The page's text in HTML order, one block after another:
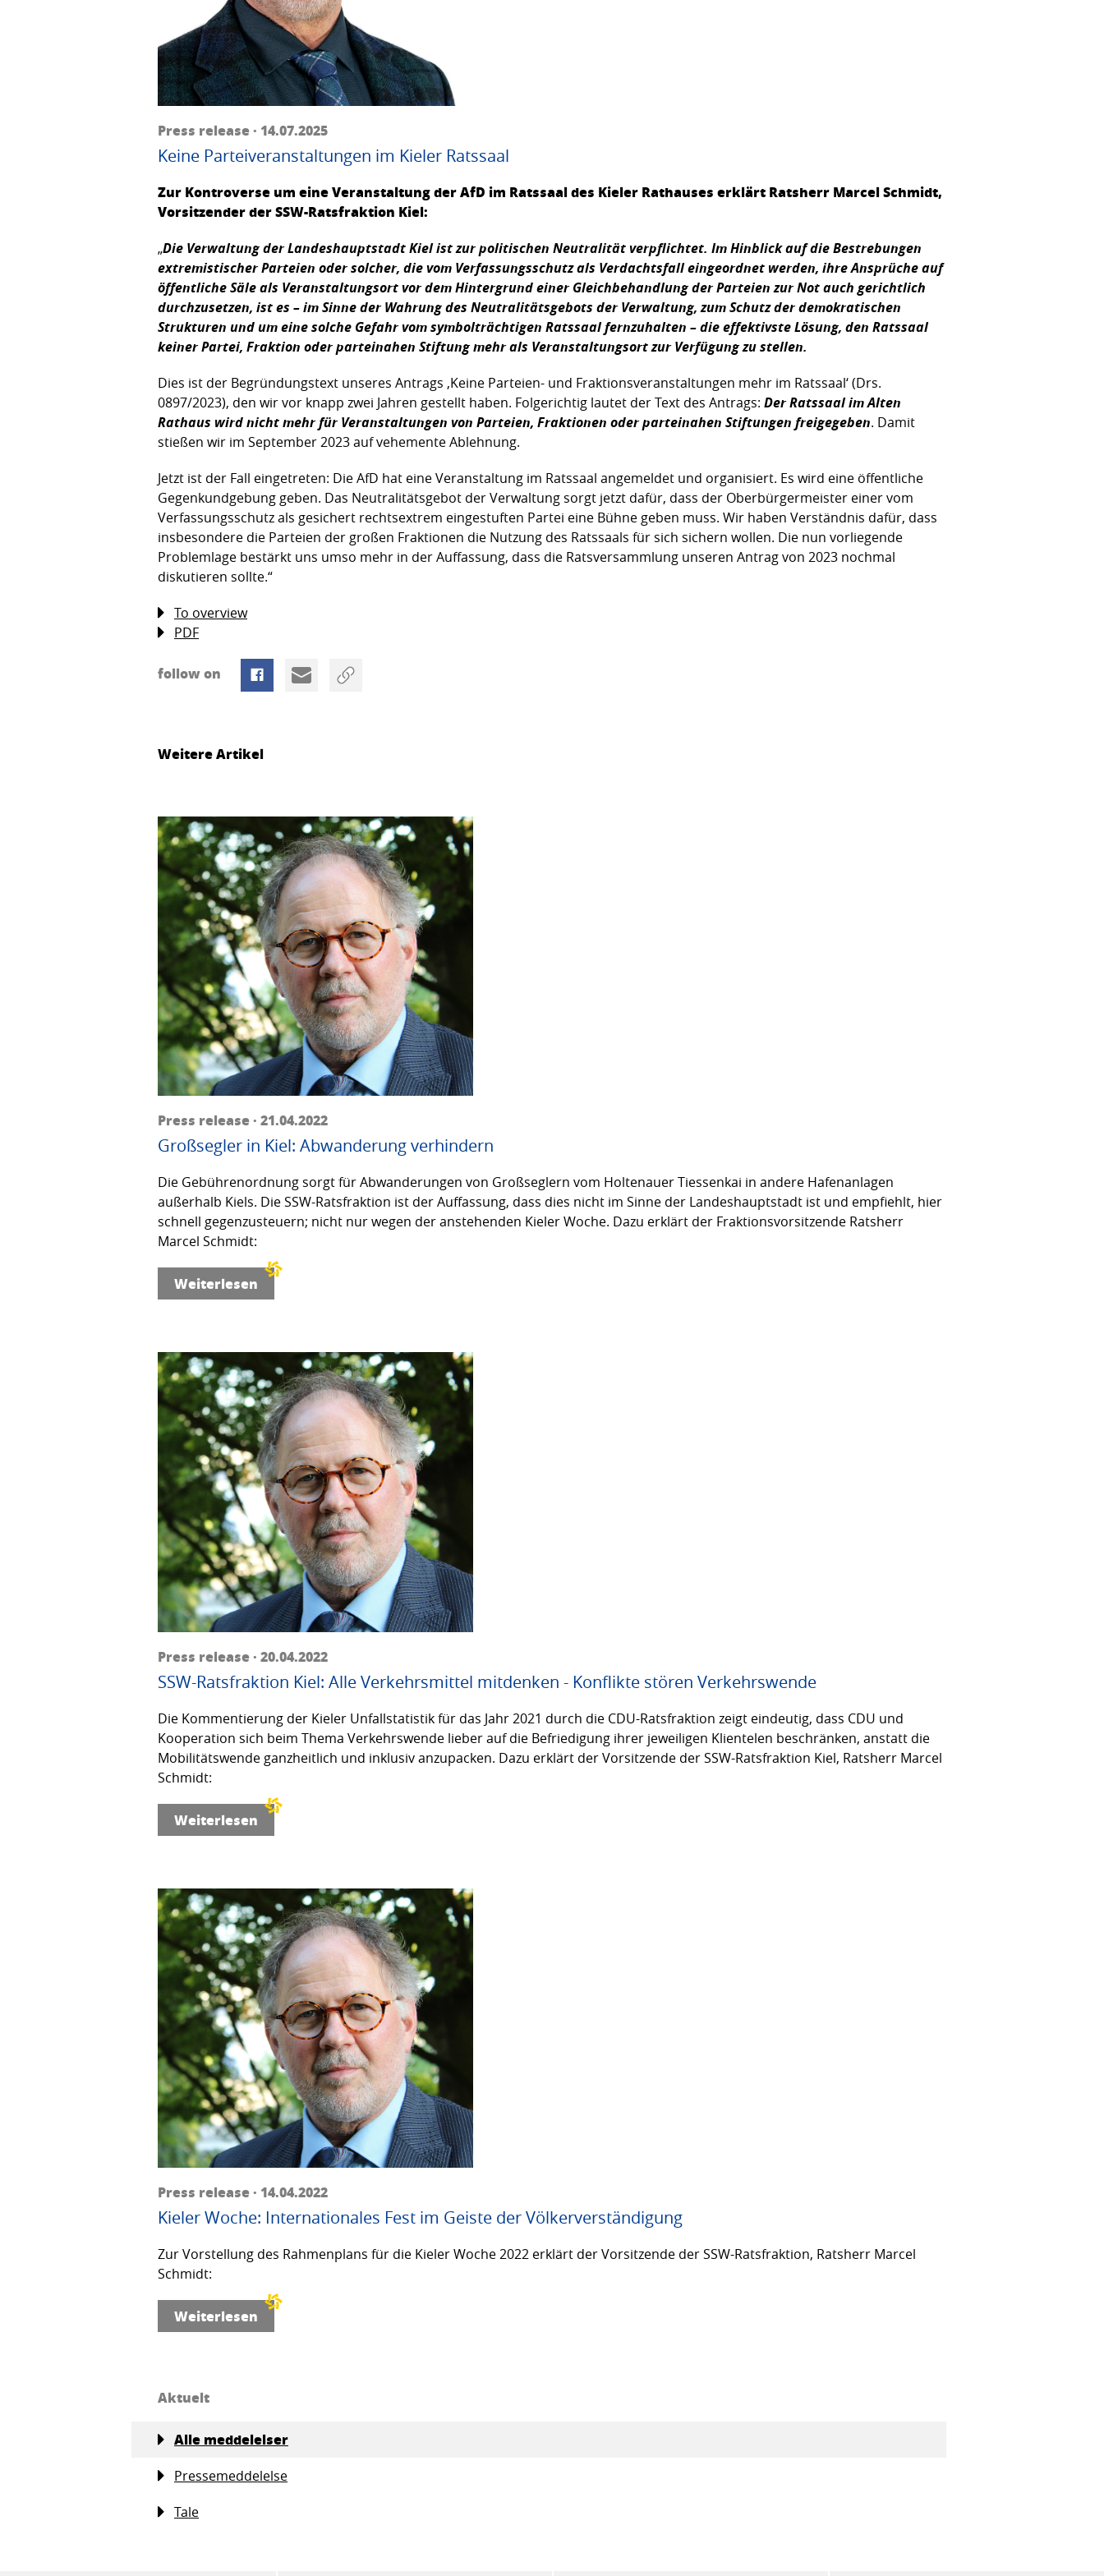
Press release · 14.07.2025
Keine Parteiveranstaltungen im Kieler Ratssaal
Zur Kontroverse um eine Veranstaltung der AfD im Ratssaal des Kieler Rathauses erklärt Ratsherr Marcel Schmidt,
Vorsitzender der SSW-Ratsfraktion Kiel:
„Die Verwaltung der Landeshauptstadt Kiel ist zur politischen Neutralität verpflichtet. Im Hinblick auf die Bestrebungen
extremistischer Parteien oder solcher, die vom Verfassungsschutz als Verdachtsfall eingeordnet werden, ihre Ansprüche auf
öffentliche Säle als Veranstaltungsort vor dem Hintergrund einer Gleichbehandlung der Parteien zur Not auch gerichtlich
durchzusetzen, ist es – im Sinne der Wahrung des Neutralitätsgebots der Verwaltung, zum Schutz der demokratischen
Strukturen und um eine solche Gefahr vom symbolträchtigen Ratssaal fernzuhalten – die effektivste Lösung, den Ratssaal
keiner Partei, Fraktion oder parteinahen Stiftung mehr als Veranstaltungsort zur Verfügung zu stellen.
Dies ist der Begründungstext unseres Antrags ‚Keine Parteien- und Fraktionsveranstaltungen mehr im Ratssaal‘ (Drs.
0897/2023), den wir vor knapp zwei Jahren gestellt haben. Folgerichtig lautet der Text des Antrags: Der Ratssaal im Alten
Rathaus wird nicht mehr für Veranstaltungen von Parteien, Fraktionen oder parteinahen Stiftungen freigegeben. Damit
stießen wir im September 2023 auf vehemente Ablehnung.
Jetzt ist der Fall eingetreten: Die AfD hat eine Veranstaltung im Ratssaal angemeldet und organisiert. Es wird eine öffentliche
Gegenkundgebung geben. Das Neutralitätsgebot der Verwaltung sorgt jetzt dafür, dass der Oberbürgermeister einer vom
Verfassungsschutz als gesichert rechtsextrem eingestuften Partei eine Bühne geben muss. Wir haben Verständnis dafür, dass
insbesondere die Parteien der großen Fraktionen die Nutzung des Ratssaals für sich sichern wollen. Die nun vorliegende
Problemlage bestärkt uns umso mehr in der Auffassung, dass die Ratsversammlung unseren Antrag von 2023 nochmal
diskutieren sollte.“
To overview
PDF
follow on
Weitere Artikel
Press release · 21.04.2022
Großsegler in Kiel: Abwanderung verhindern
Die Gebührenordnung sorgt für Abwanderungen von Großseglern vom Holtenauer Tiessenkai in andere Hafenanlagen
außerhalb Kiels. Die SSW-Ratsfraktion ist der Auffassung, dass dies nicht im Sinne der Landeshauptstadt ist und empfiehlt, hier
schnell gegenzusteuern; nicht nur wegen der anstehenden Kieler Woche. Dazu erklärt der Fraktionsvorsitzende Ratsherr
Marcel Schmidt:
Weiterlesen
Press release · 20.04.2022
SSW-Ratsfraktion Kiel: Alle Verkehrsmittel mitdenken - Konflikte stören Verkehrswende
Die Kommentierung der Kieler Unfallstatistik für das Jahr 2021 durch die CDU-Ratsfraktion zeigt eindeutig, dass CDU und
Kooperation sich beim Thema Verkehrswende lieber auf die Befriedigung ihrer jeweiligen Klientelen beschränken, anstatt die
Mobilitätswende ganzheitlich und inklusiv anzupacken. Dazu erklärt der Vorsitzende der SSW-Ratsfraktion Kiel, Ratsherr Marcel
Schmidt:
Weiterlesen
Press release · 14.04.2022
Kieler Woche: Internationales Fest im Geiste der Völkerverständigung
Zur Vorstellung des Rahmenplans für die Kieler Woche 2022 erklärt der Vorsitzende der SSW-Ratsfraktion, Ratsherr Marcel
Schmidt:
Weiterlesen
Aktuelt
Alle meddelelser
Pressemeddelelse
Tale